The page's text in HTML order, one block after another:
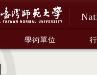
學術單位